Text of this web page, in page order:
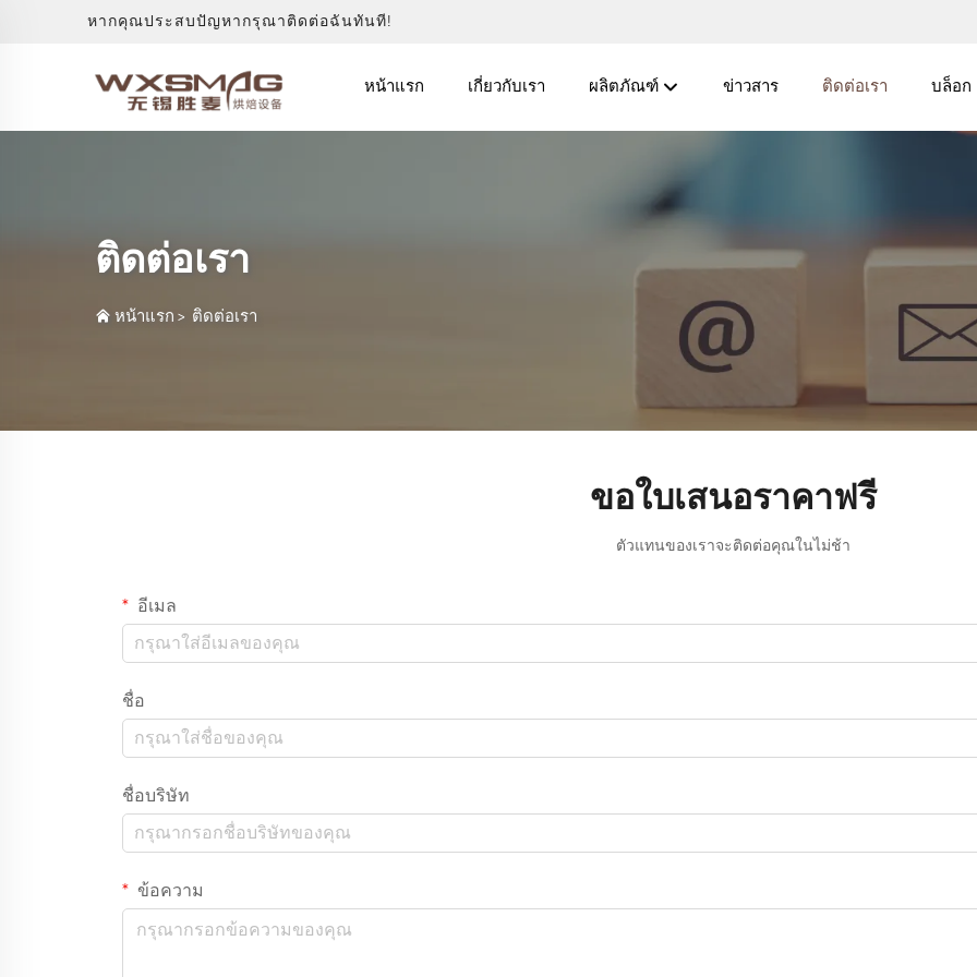
หากคุณประสบปัญหากรุณาติดต่อฉันทันที!
หน้าแรก เกี่ยวกับเรา ผลิตภัณฑ์ ข่าวสาร ติดต่อเรา บล็อก
ติดต่อเรา
หน้าแรก > ติดต่อเรา
ขอใบเสนอราคาฟรี
ตัวแทนของเราจะติดต่อคุณในไม่ช้า
อีเมล
ชื่อ
ชื่อบริษัท
ข้อความ